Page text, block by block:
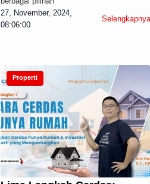
27, November, 2024,
08:06:00
Selengkapnya
Properti